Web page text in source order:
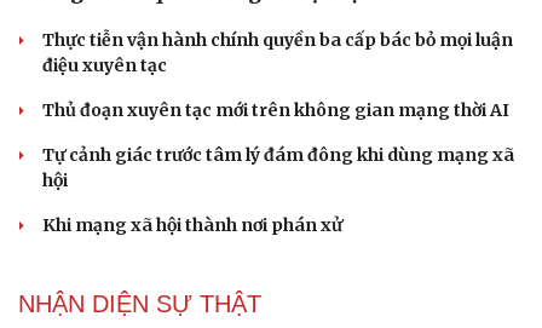
thay cán bộ đi gặp dân
Luật Phòng, chống phổ biến vũ khí hủy diệt hàng
loạt không cản trở hoạt động dân sự
Giảm thủ tục và điều kiện phải đi kèm các công cụ quản